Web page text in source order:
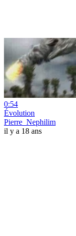
0:54
Évolution
Pierre_Nephilim
il y a 18 ans